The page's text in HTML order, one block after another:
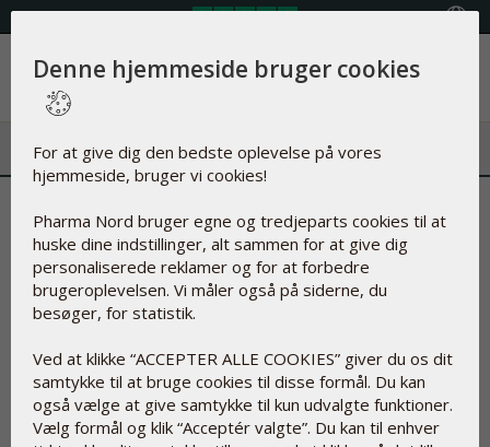
Menu
Du behøver mere magnesium,
hvis du er fysisk aktiv
01-06-2026
Hvis du dyrker sport eller generelt er fysisk aktiv, er det
vigtigt at have nok magnesium i blodet. Magnesium er
nemlig et mineral, som kroppen har brug for til normal
Denne hjemmeside bruger cookies
For at give dig den bedste oplevelse på vores
hjemmeside, bruger vi cookies!
Pharma Nord bruger egne og tredjeparts cookies til at
huske dine indstillinger, alt sammen for at give dig
personaliserede reklamer og for at forbedre
brugeroplevelsen. Vi måler også på siderne, du
besøger, for statistik.
Ved at klikke “ACCEPTER ALLE COOKIES” giver du os dit
samtykke til at bruge cookies til disse formål. Du kan
også vælge at give samtykke til kun udvalgte funktioner.
Vælg formål og klik “Acceptér valgte”. Du kan til enhver